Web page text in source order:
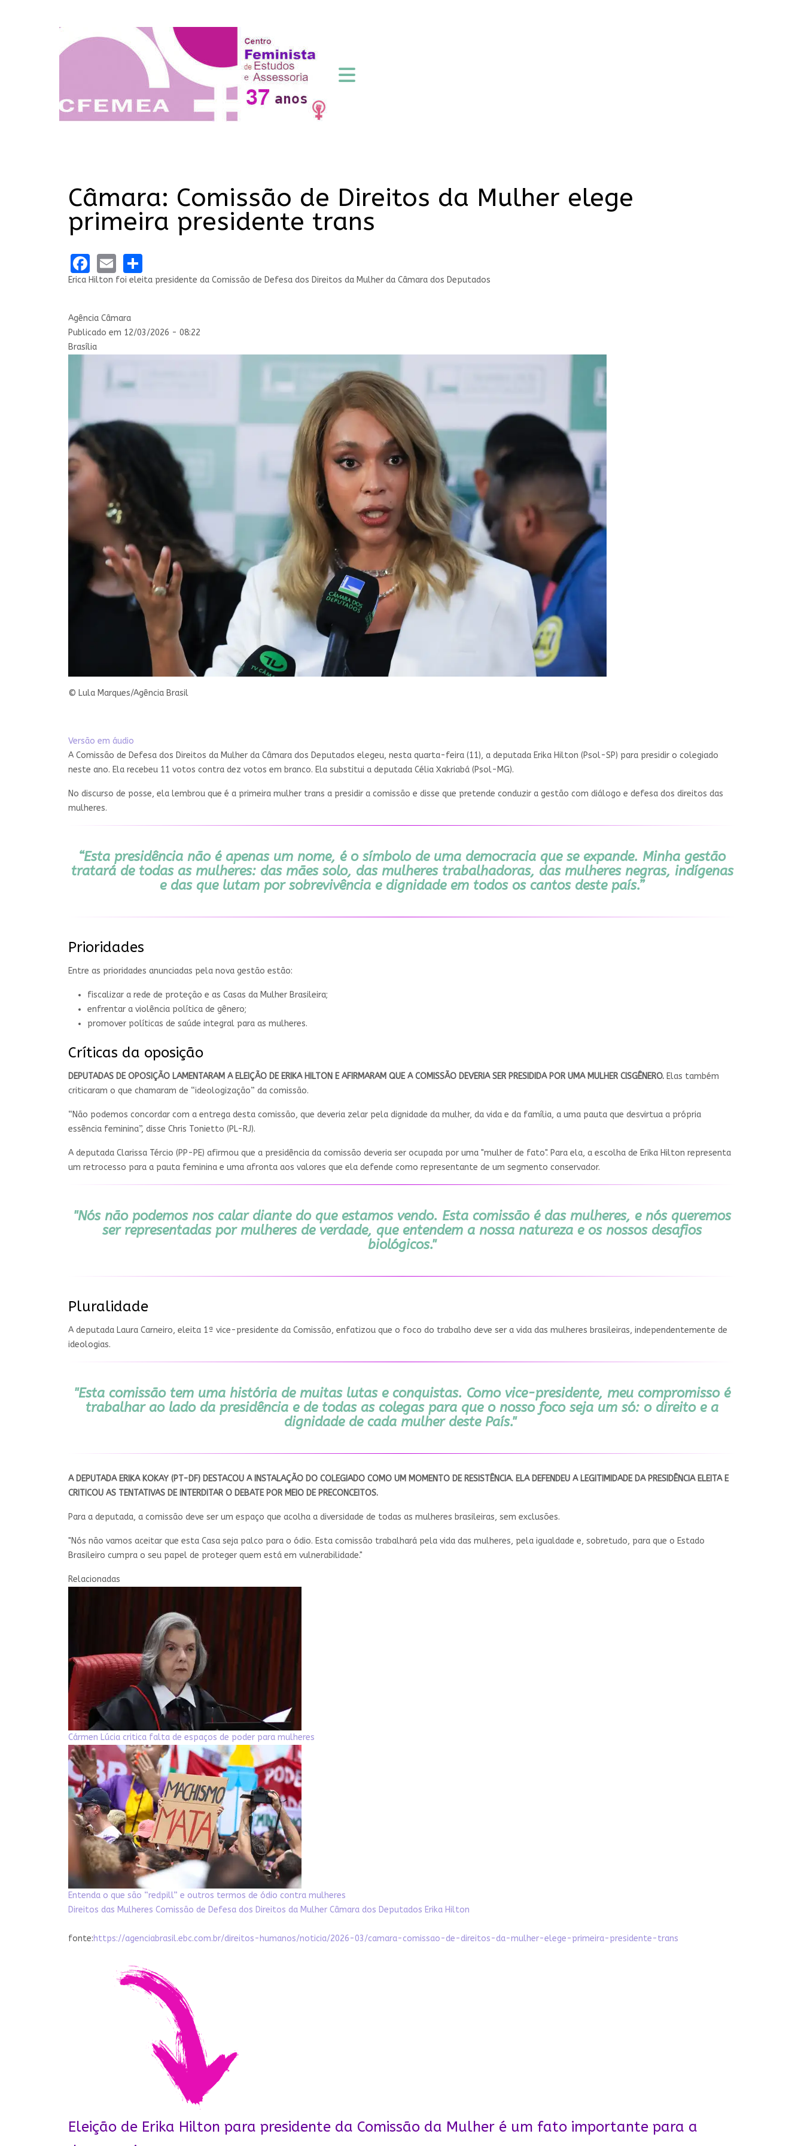
Câmara: Comissão de Direitos da Mulher elege
primeira presidente trans
Facebook
Email
Erica Hilton foi eleita presidente da Comissão de Defesa dos Direitos da Mulher da Câmara dos Deputados
Agência Câmara
Publicado em 12/03/2026 - 08:22
Brasília
© Lula Marques/Agência Brasil
Versão em áudio
A Comissão de Defesa dos Direitos da Mulher da Câmara dos Deputados elegeu, nesta quarta-feira (11), a deputada Erika Hilton (Psol-SP) para presidir o colegiado
neste ano. Ela recebeu 11 votos contra dez votos em branco. Ela substitui a deputada Célia Xakriabá (Psol-MG).
No discurso de posse, ela lembrou que é a primeira mulher trans a presidir a comissão e disse que pretende conduzir a gestão com diálogo e defesa dos direitos das
mulheres.
“Esta presidência não é apenas um nome, é o símbolo de uma democracia que se expande. Minha gestão
tratará de todas as mulheres: das mães solo, das mulheres trabalhadoras, das mulheres negras, indígenas
e das que lutam por sobrevivência e dignidade em todos os cantos deste país.”
Prioridades
Entre as prioridades anunciadas pela nova gestão estão:
fiscalizar a rede de proteção e as Casas da Mulher Brasileira;
enfrentar a violência política de gênero;
promover políticas de saúde integral para as mulheres.
Críticas da oposição
DEPUTADAS DE OPOSIÇÃO LAMENTARAM A ELEIÇÃO DE ERIKA HILTON E AFIRMARAM QUE A COMISSÃO DEVERIA SER PRESIDIDA POR UMA MULHER CISGÊNERO. Elas também
criticaram o que chamaram de “ideologização” da comissão.
“Não podemos concordar com a entrega desta comissão, que deveria zelar pela dignidade da mulher, da vida e da família, a uma pauta que desvirtua a própria
essência feminina”, disse Chris Tonietto (PL-RJ).
A deputada Clarissa Tércio (PP-PE) afirmou que a presidência da comissão deveria ser ocupada por uma "mulher de fato". Para ela, a escolha de Erika Hilton representa
um retrocesso para a pauta feminina e uma afronta aos valores que ela defende como representante de um segmento conservador.
"Nós não podemos nos calar diante do que estamos vendo. Esta comissão é das mulheres, e nós queremos
ser representadas por mulheres de verdade, que entendem a nossa natureza e os nossos desafios
biológicos."
Pluralidade
A deputada Laura Carneiro, eleita 1ª vice-presidente da Comissão, enfatizou que o foco do trabalho deve ser a vida das mulheres brasileiras, independentemente de
ideologias.
"Esta comissão tem uma história de muitas lutas e conquistas. Como vice-presidente, meu compromisso é
trabalhar ao lado da presidência e de todas as colegas para que o nosso foco seja um só: o direito e a
dignidade de cada mulher deste País."
A DEPUTADA ERIKA KOKAY (PT-DF) DESTACOU A INSTALAÇÃO DO COLEGIADO COMO UM MOMENTO DE RESISTÊNCIA. ELA DEFENDEU A LEGITIMIDADE DA PRESIDÊNCIA ELEITA E
CRITICOU AS TENTATIVAS DE INTERDITAR O DEBATE POR MEIO DE PRECONCEITOS.
Para a deputada, a comissão deve ser um espaço que acolha a diversidade de todas as mulheres brasileiras, sem exclusões.
"Nós não vamos aceitar que esta Casa seja palco para o ódio. Esta comissão trabalhará pela vida das mulheres, pela igualdade e, sobretudo, para que o Estado
Brasileiro cumpra o seu papel de proteger quem está em vulnerabilidade."
Relacionadas
Cármen Lúcia critica falta de espaços de poder para mulheres
Entenda o que são “redpill” e outros termos de ódio contra mulheres
Direitos das Mulheres Comissão de Defesa dos Direitos da Mulher Câmara dos Deputados Erika Hilton
fonte:https://agenciabrasil.ebc.com.br/direitos-humanos/noticia/2026-03/camara-comissao-de-direitos-da-mulher-elege-primeira-presidente-trans
Eleição de Erika Hilton para presidente da Comissão da Mulher é um fato importante para a